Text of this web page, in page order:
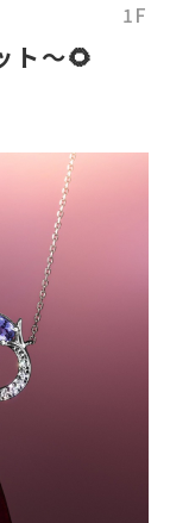
1F
～🌻